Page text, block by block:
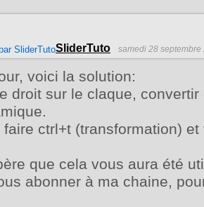
SliderTuto samedi 28 septembre
voici la solution:
droit sur le claque, convertir
faire ctrl+t (transformation)
que cela vous aura été
abonner à ma chaine,